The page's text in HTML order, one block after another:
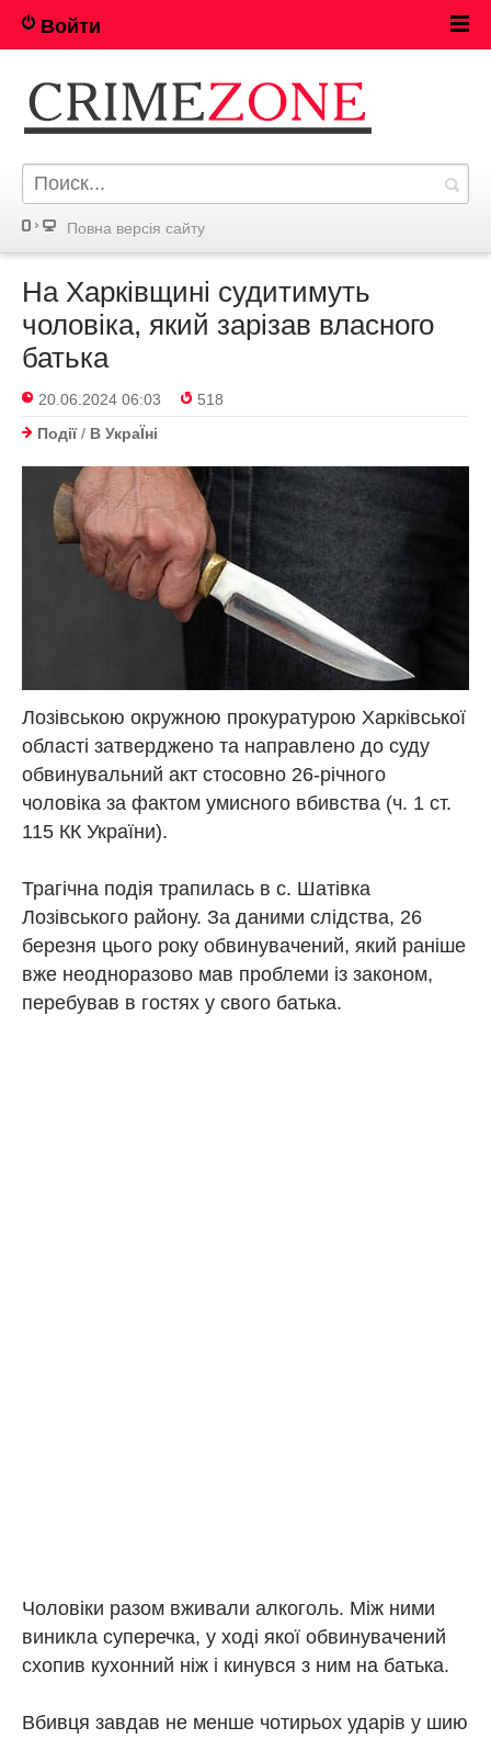
Войти
Повна версія сайту
На Харківщині судитимуть
чоловіка, який зарізав власного
батька
20.06.2024 06:03
518
Події/ В УкраЇнi
Лозівською окружною прокуратурою Харківської
області затверджено та направлено до суду
обвинувальний акт стосовно 26-річного
чоловіка за фактом умисного вбивства (ч. 1 ст.
115 КК України).
Трагічна подія трапилась в с. Шатівка
Лозівського району. За даними слідства, 26
березня цього року обвинувачений, який раніше
вже неодноразово мав проблеми із законом,
перебував в гостях у свого батька.
Чоловіки разом вживали алкоголь. Між ними
виникла суперечка, у ході якої обвинувачений
схопив кухонний ніж і кинувся з ним на батька.
Вбивця завдав не менше чотирьох ударів у шию